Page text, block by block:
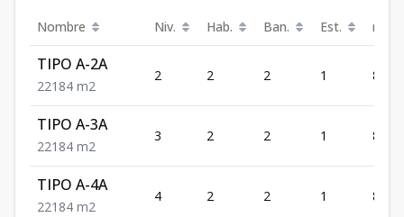
Nombre Niv. Hab. Ban. Est. m²
TIPO A-2A
221 84 m2
2 2 2 1 84
TIPO A-3A
221 84 m2
3 2 2 1 84
TIPO A-4A
221 84 m2
4 2 2 1 84